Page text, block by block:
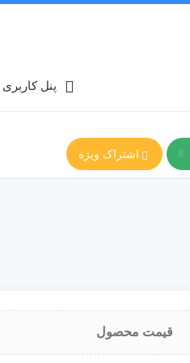
پنل کاربری
اشتراک ویژه
قیمت محصول